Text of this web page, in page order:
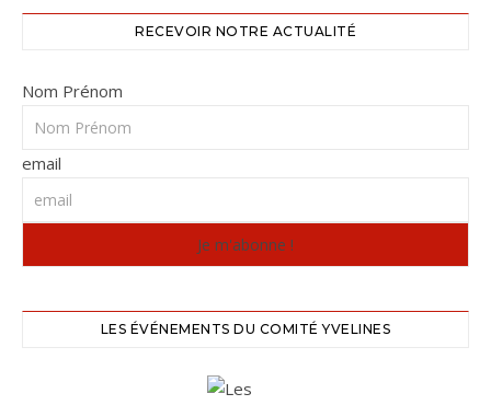
RECEVOIR NOTRE ACTUALITÉ
Nom Prénom
email
LES ÉVÉNEMENTS DU COMITÉ YVELINES